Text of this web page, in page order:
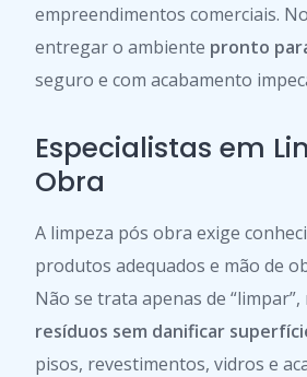
empreendimentos comerciais.
entregar o ambiente pronto
seguro e com acabamento
Especialistas em
Obra
A limpeza pós obra exige
produtos adequados e mão de
Não se trata apenas de “limpar”,
resíduos sem danificar
pisos, revestimentos, vidros e